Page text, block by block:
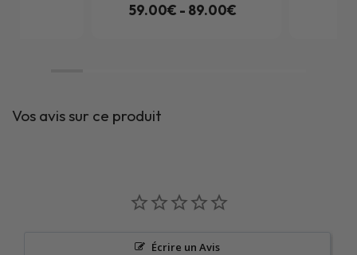
59.00€ - 89.00€
Vos avis sur ce produit
Écrire un Avis